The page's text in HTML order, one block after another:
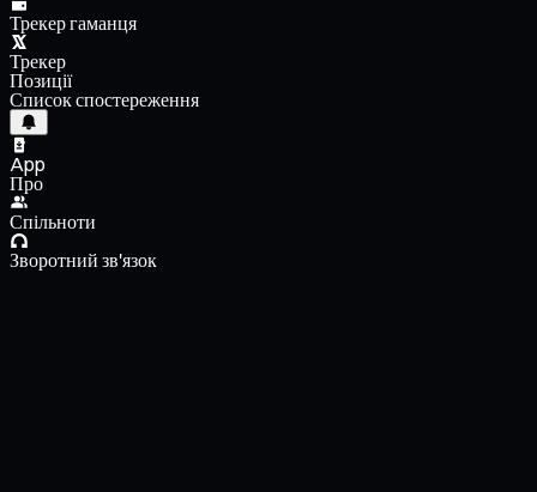
Трекер гаманця
Трекер
Позиції
Список спостереження
App
Про
Спільноти
Зворотний зв'язок